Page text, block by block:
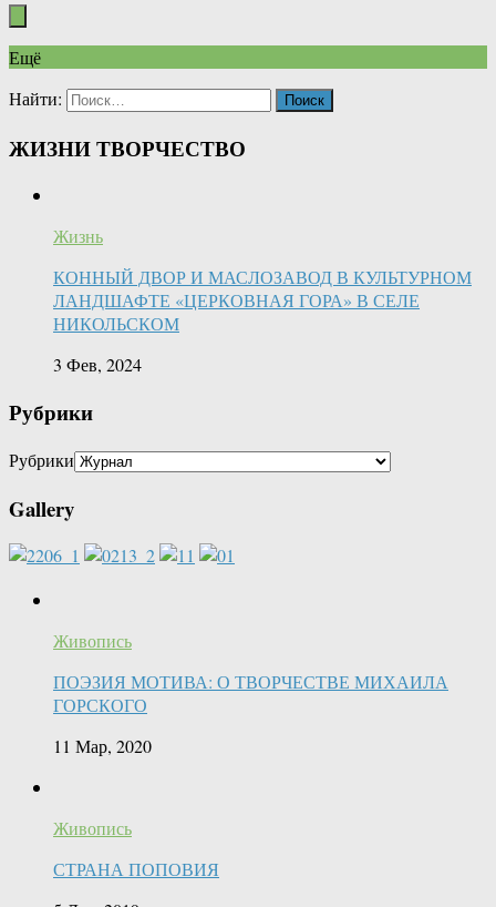
Ещё
Найти:
ЖИЗНИ ТВОРЧЕСТВО
Жизнь
КОННЫЙ ДВОР И МАСЛОЗАВОД В КУЛЬТУРНОМ
ЛАНДШАФТЕ «ЦЕРКОВНАЯ ГОРА» В СЕЛЕ
НИКОЛЬСКОМ
3 Фев, 2024
Рубрики
Рубрики
Gallery
Живопись
ПОЭЗИЯ МОТИВА: О ТВОРЧЕСТВЕ МИХАИЛА
ГОРСКОГО
11 Мар, 2020
Живопись
СТРАНА ПОПОВИЯ